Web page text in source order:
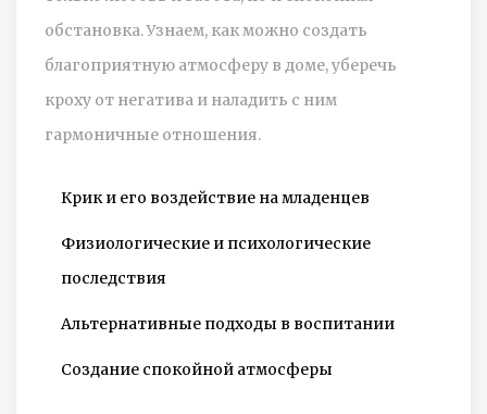
обстановка. Узнаем, как можно создать
благоприятную атмосферу в доме, уберечь
кроху от негатива и наладить с ним
гармоничные отношения.
Крик и его воздействие на младенцев
Физиологические и психологические
последствия
Альтернативные подходы в воспитании
Создание спокойной атмосферы